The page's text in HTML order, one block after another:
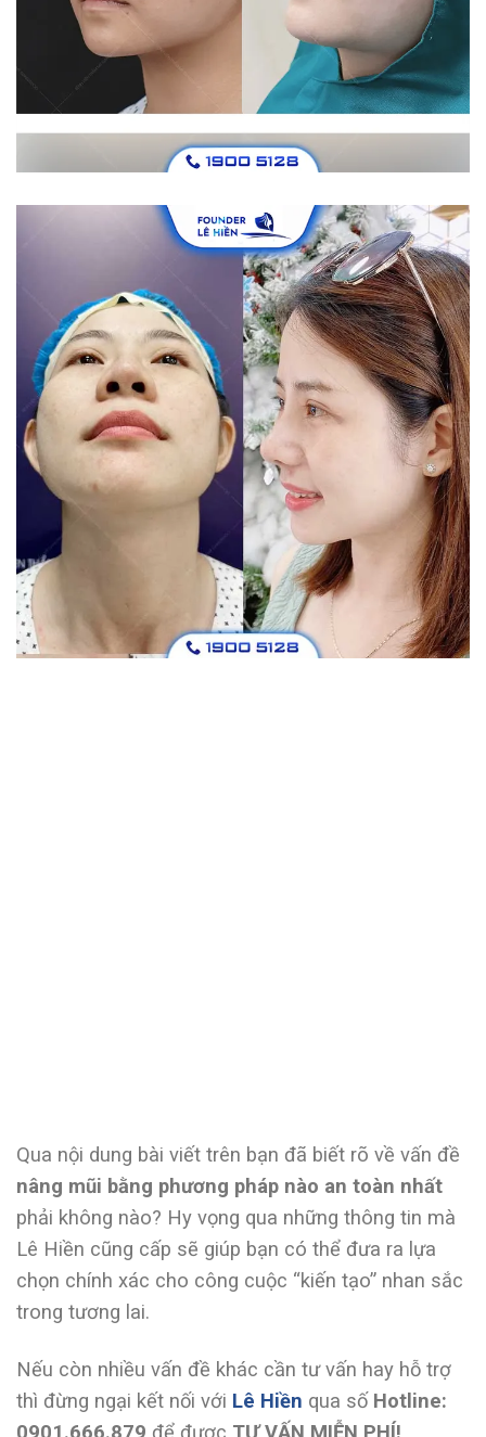
Qua nội dung bài viết trên bạn đã biết rõ về vấn đề
nâng mũi bằng phương pháp nào an toàn nhất
phải không nào? Hy vọng qua những thông tin mà
Lê Hiền cũng cấp sẽ giúp bạn có thể đưa ra lựa
chọn chính xác cho công cuộc “kiến tạo” nhan sắc
trong tương lai.
Nếu còn nhiều vấn đề khác cần tư vấn hay hỗ trợ
thì đừng ngại kết nối với Lê Hiền qua số Hotline:
0901.666.879 để được TƯ VẤN MIỄN PHÍ!